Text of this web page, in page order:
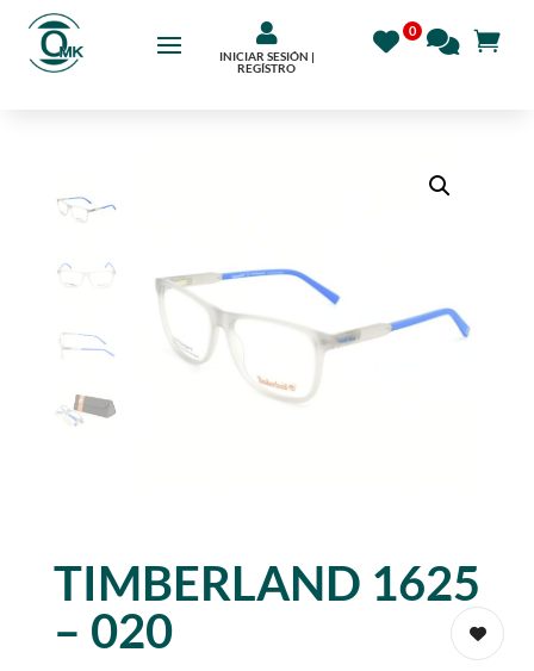

INICIAR SESIÓN |
REGÍSTRO
TIMBERLAND 1625
– 020